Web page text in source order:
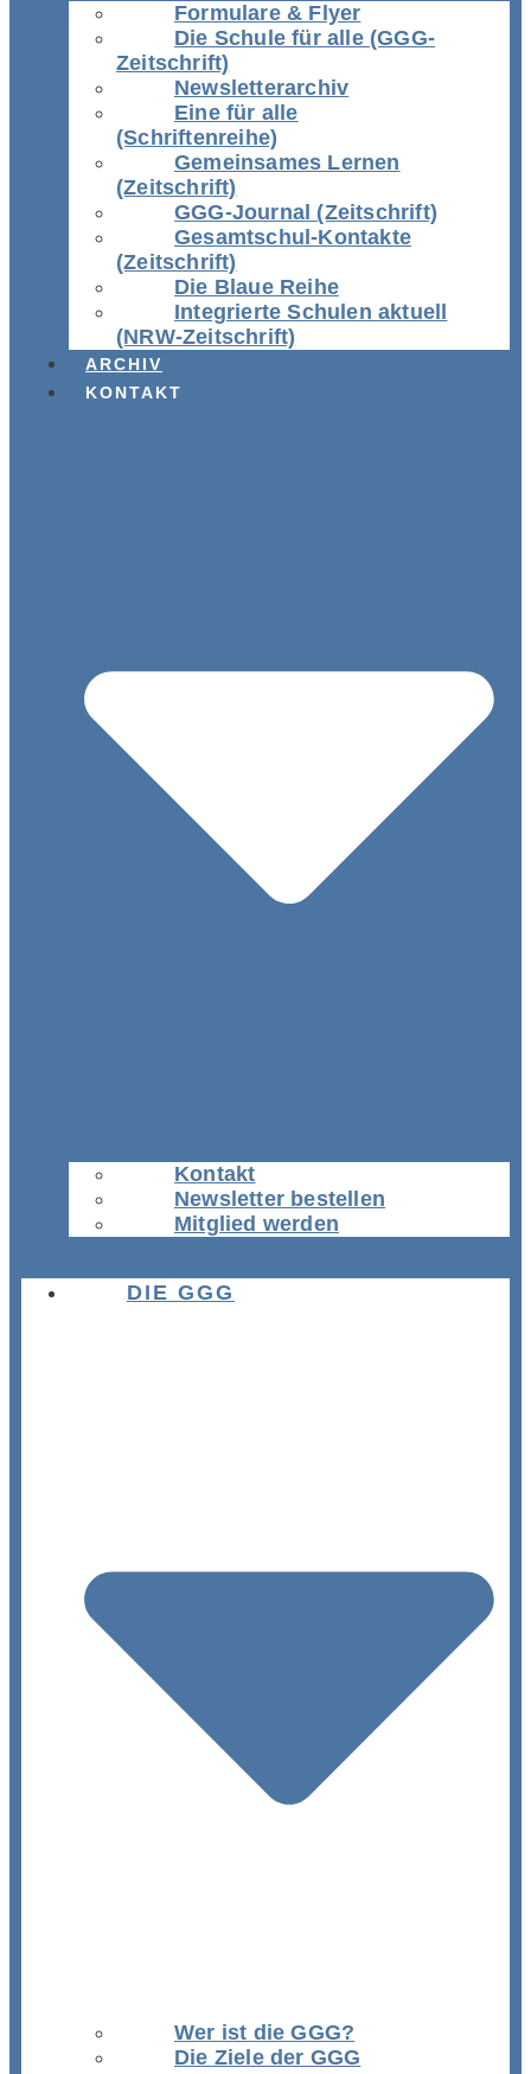
Formulare & Flyer
Die Schule für alle (GGG-
Zeitschrift)
Newsletterarchiv
Eine für alle
(Schriftenreihe)
Gemeinsames Lernen
(Zeitschrift)
GGG-Journal (Zeitschrift)
Gesamtschul-Kontakte
(Zeitschrift)
Die Blaue Reihe
Integrierte Schulen aktuell
(NRW-Zeitschrift)
ARCHIV
KONTAKT
Kontakt
Newsletter bestellen
Mitglied werden
DIE GGG
Wer ist die GGG?
Die Ziele der GGG